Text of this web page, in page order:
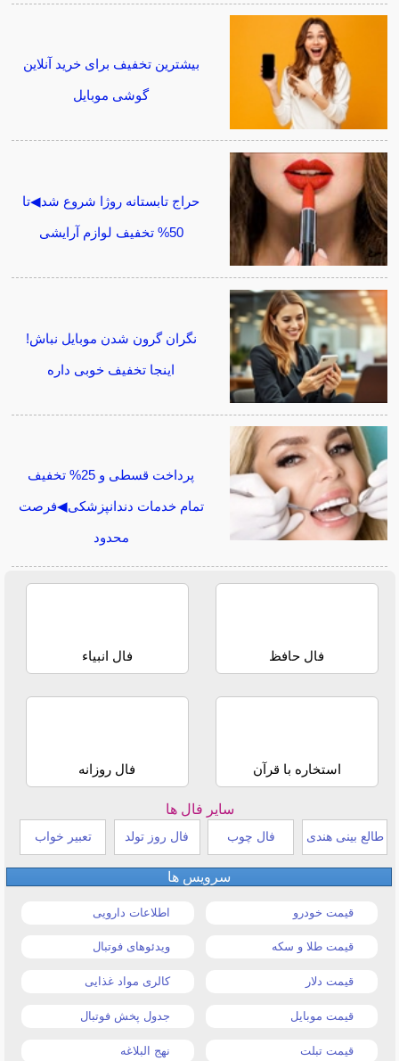
بیشترین تخفیف برای خرید آنلاین
گوشی موبایل
حراج تابستانه روژا شروع شد◀تا
50% تخفیف لوازم آرایشی
نگران گرون شدن موبایل نباش!
اینجا تخفیف خوبی داره
پرداخت قسطی و 25% تخفیف
تمام خدمات دندانپزشکی◀فرصت
محدود
فال حافظ فال انبیاء
استخاره با قرآن فال روزانه
سایر فال ها
طالع بینی هندی فال چوب فال روز تولد تعبیر خواب
سرویس ها
قیمت خودرو اطلاعات دارویی
قیمت طلا و سکه ویدئوهای فوتبال
قیمت دلار کالری مواد غذایی
قیمت موبایل جدول پخش فوتبال
قیمت تبلت نهج البلاغه